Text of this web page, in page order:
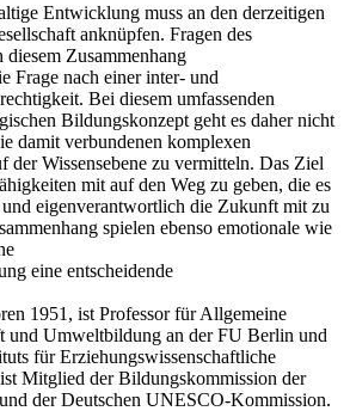
Entwicklung muss an den derzeitigen
anknüpfen. Fragen des
Zusammenhang
Frage nach einer inter- und
Bei diesem umfassenden
Bildungskonzept geht es daher nicht
damit verbundenen komplexen
der Wissensebene zu vermitteln. Das Ziel
mit auf den Weg zu geben, die es
eigenverantwortlich die Zukunft mit zu
spielen ebenso emotionale wie
eine entscheidende
1951, ist Professor für Allgemeine
und Umweltbildung an der FU Berlin und
für Erziehungswissenschaftliche
Mitglied der Bildungskommission der
der Deutschen UNESCO-Kommission.